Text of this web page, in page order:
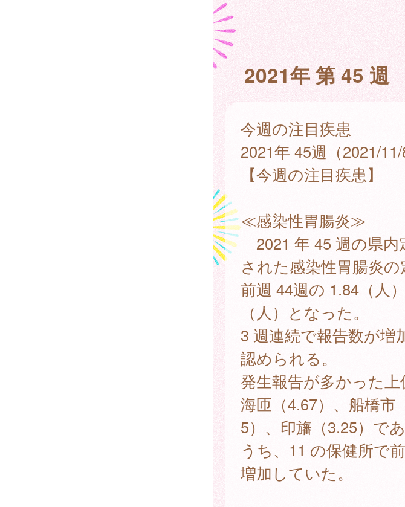
2021年 第 45 週
今週の注目疾患
2021年 45週（2021/11/
【今週の注目疾患】
≪感染性胃腸炎≫
2021 年 45 週の県内
された感染性胃腸炎の
前週 44週の 1.84（人
（人）となった。
3 週連続で報告数が増
認められる。
発生報告が多かった
海匝（4.67）、船橋市
5）、印旛（3.25）で
うち、11 の保健所で
増加していた。